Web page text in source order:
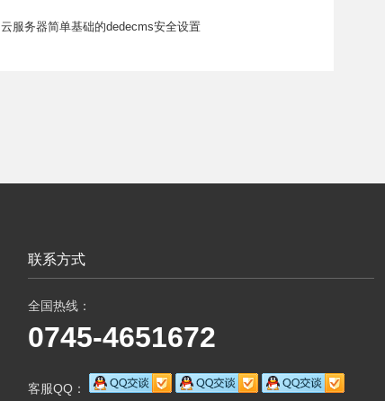
云服务器简单基础的dedecms安全设置
联系方式
全国热线：
0745-4651672
客服QQ：